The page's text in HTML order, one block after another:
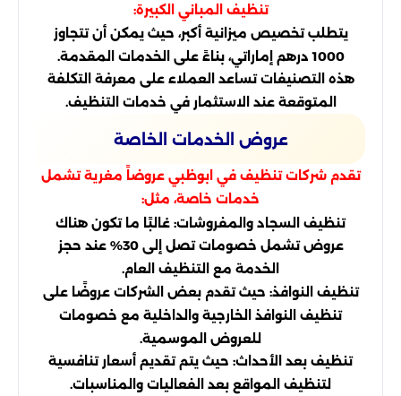
تنظيف المباني الكبيرة:
يتطلب تخصيص ميزانية أكبر، حيث يمكن أن تتجاوز
1000 درهم إماراتي، بناءً على الخدمات المقدمة.
هذه التصنيفات تساعد العملاء على معرفة التكلفة
المتوقعة عند الاستثمار في خدمات التنظيف.
عروض الخدمات الخاصة
تقدم شركات تنظيف في ابوظبي عروضاً مغرية تشمل
خدمات خاصة، مثل:
تنظيف السجاد والمفروشات: غالبًا ما تكون هناك
عروض تشمل خصومات تصل إلى 30% عند حجز
الخدمة مع التنظيف العام.
تنظيف النوافذ: حيث تقدم بعض الشركات عروضًا على
تنظيف النوافذ الخارجية والداخلية مع خصومات
للعروض الموسمية.
تنظيف بعد الأحداث: حيث يتم تقديم أسعار تنافسية
لتنظيف المواقع بعد الفعاليات والمناسبات.